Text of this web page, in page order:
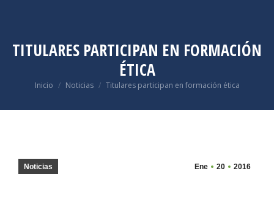
TITULARES PARTICIPAN EN FORMACIÓN
ÉTICA
Estás aquí:
Inicio Noticias Titulares participan en formación ética
Ene 20 2016
Noticias